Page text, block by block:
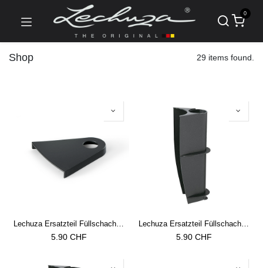
0
Shop 29 items found.
Lechuza Ersatzteil Füllschachtdeckel zu Classico 18
5.90 CHF
Lechuza Ersatzteil Füllschacht zu Classico 18
5.90 CHF